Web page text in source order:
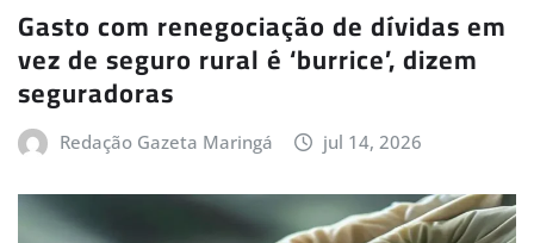
Gasto com renegociação de dívidas em
vez de seguro rural é ‘burrice’, dizem
seguradoras
Redação Gazeta Maringá jul 14, 2026